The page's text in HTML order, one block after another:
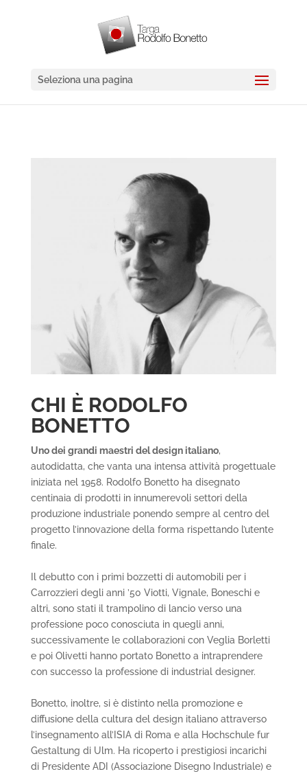
Seleziona una pagina
CHI È RODOLFO
BONETTO
Uno dei grandi maestri del design italiano,
autodidatta, che vanta una intensa attività progettuale
iniziata nel 1958. Rodolfo Bonetto ha disegnato
centinaia di prodotti in innumerevoli settori della
produzione industriale ponendo sempre al centro del
progetto l’innovazione della forma rispettando l’utente
finale.
Il debutto con i primi bozzetti di automobili per i
Carrozzieri degli anni ’50 Viotti, Vignale, Boneschi e
altri, sono stati il trampolino di lancio verso una
professione poco conosciuta in quegli anni,
successivamente le collaborazioni con Veglia Borletti
e poi Olivetti hanno portato Bonetto a intraprendere
con successo la professione di industrial designer.
Bonetto, inoltre, si è distinto nella promozione e
diffusione della cultura del design italiano attraverso
l’insegnamento all’ISIA di Roma e alla Hochschule fur
Gestaltung di Ulm. Ha ricoperto i prestigiosi incarichi
di Presidente ADI (Associazione Disegno Industriale) e